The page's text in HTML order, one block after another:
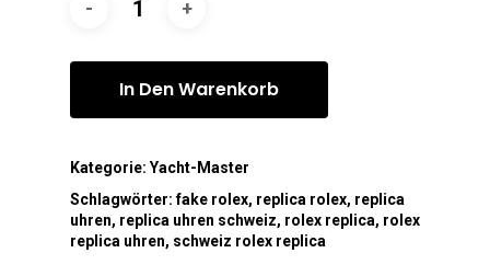
In Den Warenkorb
Kategorie: Yacht-Master
Schlagwörter:fake rolex, replica rolex, replica
uhren, replica uhren schweiz, rolex replica, rolex
replica uhren, schweiz rolex replica